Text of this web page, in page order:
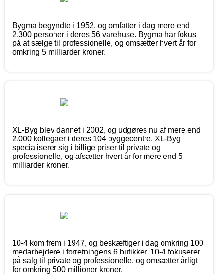
Bygma begyndte i 1952, og omfatter i dag mere end
2.300 personer i deres 56 varehuse. Bygma har fokus
på at sælge til professionelle, og omsætter hvert år for
omkring 5 milliarder kroner.
XL-Byg blev dannet i 2002, og udgøres nu af mere end
2.000 kollegaer i deres 104 byggecentre. XL-Byg
specialiserer sig i billige priser til private og
professionelle, og afsætter hvert år for mere end 5
milliarder kroner.
10-4 kom frem i 1947, og beskæftiger i dag omkring 100
medarbejdere i forretningens 6 butikker. 10-4 fokuserer
på salg til private og professionelle, og omsætter årligt
for omkring 500 millioner kroner.